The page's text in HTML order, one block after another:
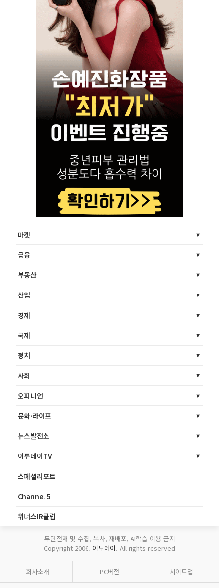
마켓
금융
부동산
산업
경제
국제
정치
사회
오피니언
문화·라이프
뉴스발전소
이투데이TV
스페셜리포트
Channel 5
위너스IR클럽
무단전재 및 수집, 복사, 재배포, AI학습 이용 금지
Copyright 2006. 이투데이. All rights reserved
회사소개 PC버전 사이트맵